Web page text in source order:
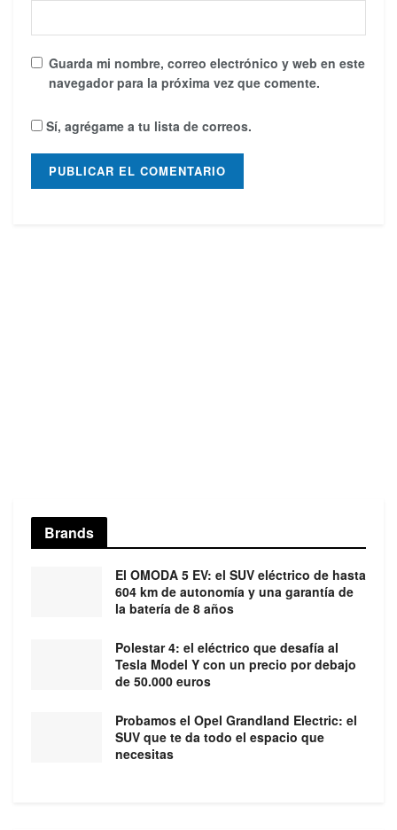
Guarda mi nombre, correo electrónico y web en este
navegador para la próxima vez que comente.
Sí, agrégame a tu lista de correos.
Brands
El OMODA 5 EV: el SUV eléctrico de hasta
604 km de autonomía y una garantía de
la batería de 8 años
Polestar 4: el eléctrico que desafía al
Tesla Model Y con un precio por debajo
de 50.000 euros
Probamos el Opel Grandland Electric: el
SUV que te da todo el espacio que
necesitas